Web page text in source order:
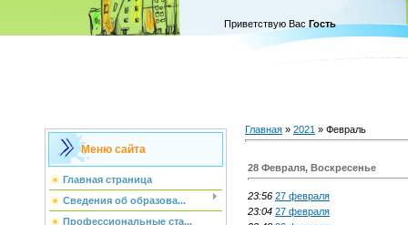
Приветствую Вас Гость
Меню сайта
Главная страница
Сведения об образова...
Профессиональные ста...
Главная » 2021 » Февраль
28 Февраля, Воскресенье
23:56 27 февраля
23:04 27 февраля